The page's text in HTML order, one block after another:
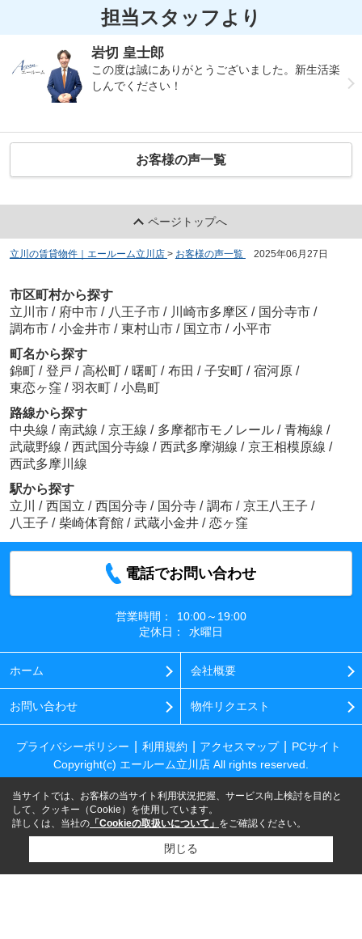
担当スタッフより
岩切 皇士郎
この度は誠にありがとうございました。新生活楽
しんでください！
お客様の声一覧
ページトップへ
立川の賃貸物件｜エールーム立川店 > お客様の声一覧 2025年06月27日
市区町村から探す
立川市 / 府中市 / 八王子市 / 川崎市多摩区 / 国分寺市 /
調布市 / 小金井市 / 東村山市 / 国立市 / 小平市
町名から探す
錦町 / 登戸 / 高松町 / 曙町 / 布田 / 子安町 / 宿河原 /
東恋ヶ窪 / 羽衣町 / 小島町
路線から探す
中央線 / 南武線 / 京王線 / 多摩都市モノレール / 青梅線 /
武蔵野線 / 西武国分寺線 / 西武多摩湖線 / 京王相模原線 /
西武多摩川線
駅から探す
立川
/ 西国立 / 西国分寺 / 国分寺 / 調布 / 京王八王子 /
八王子 / 柴崎体育館 / 武蔵小金井 / 恋ヶ窪
電話でお問い合わせ
営業時間：
10:00～19:00
定休日：
水曜日
ホーム 会社概要
お問い合わせ 物件リクエスト
プライバシーポリシー 利用規約 アクセスマップ
PCサイト
Copyright(c) エールーム立川店 All rights reserved.
当サイトでは、お客様の当サイト利用状況把握、サービス向上検討を目的と
して、クッキー（Cookie）を使用しています。
詳しくは、当社の 「Cookieの取扱いについて」 をご確認ください。
閉じる